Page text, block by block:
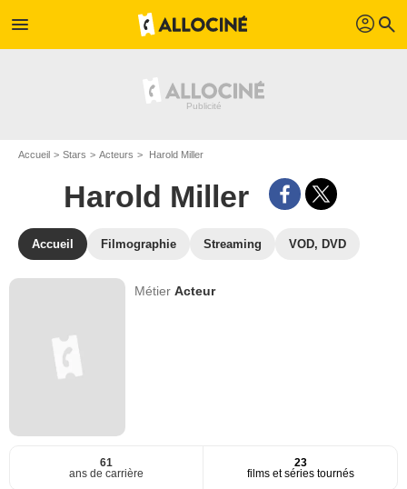
menu profil search
Accueil Stars Acteurs Harold Miller
Harold Miller
Accueil Filmographie Streaming VOD, DVD
MétierActeur
61
ans de carrière
23
films et séries tournés